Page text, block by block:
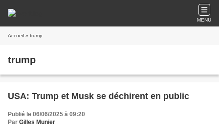
MENU
Accueil » trump
trump
USA: Trump et Musk se déchirent en public
Publié le 06/06/2025 à 09:20
Par Gilles Munier